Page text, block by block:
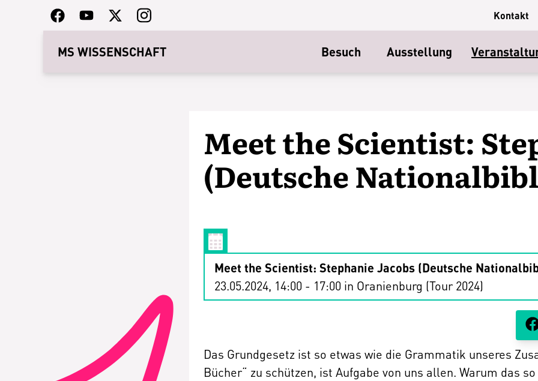
Kontakt
MS WISSENSCHAFT Besuch Ausstellung
Meet the Scientist:
(Deutsche
Meet the Scientist: Stephanie Jacobs (Deutsche
23.05.2024, 14:00 - 17:00 in Oranienburg (Tour 2024)
Das Grundgesetz ist so etwas wie die Grammatik unseres
Bücher“ zu schützen, ist Aufgabe von uns allen. Warum das